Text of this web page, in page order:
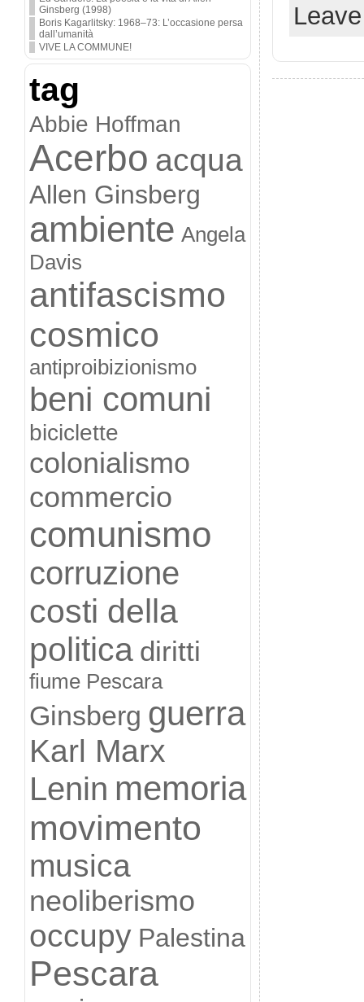
Ginsberg (1998)
Boris Kagarlitsky: 1968–73: L’occasione persa
dall’umanità
VIVE LA COMMUNE!
tag
Abbie Hoffman
Acerbo acqua
Allen Ginsberg
ambiente Angela
Davis
antifascismo
cosmico
antiproibizionismo
beni comuni
biciclette
colonialismo
commercio
comunismo
corruzione
costi della
politica diritti
fiume Pescara
Ginsberg guerra
Karl Marx
Lenin memoria
movimento
musica
neoliberismo
occupy Palestina
Pescara